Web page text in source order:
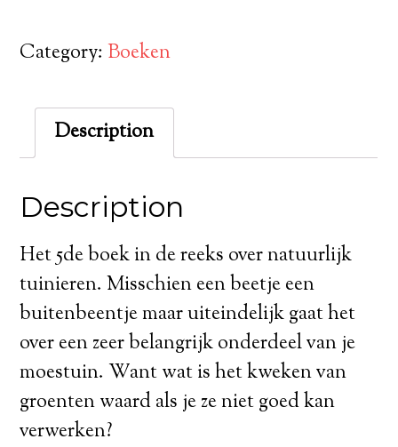
Category:Boeken
Description
Description
Het 5de boek in de reeks over natuurlijk
tuinieren. Misschien een beetje een
buitenbeentje maar uiteindelijk gaat het
over een zeer belangrijk onderdeel van je
moestuin. Want wat is het kweken van
groenten waard als je ze niet goed kan
verwerken?